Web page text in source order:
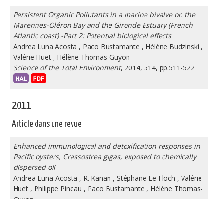
Persistent Organic Pollutants in a marine bivalve on the
Marennes-Oléron Bay and the Gironde Estuary (French
Atlantic coast) -Part 2: Potential biological effects
Andrea Luna Acosta , Paco Bustamante , Hélène Budzinski ,
Valérie Huet , Hélène Thomas-Guyon
Science of the Total Environment, 2014, 514, pp.511-522
2011
Article dans une revue
Enhanced immunological and detoxification responses in
Pacific oysters, Crassostrea gigas, exposed to chemically
dispersed oil
Andrea Luna-Acosta , R. Kanan , Stéphane Le Floch , Valérie
Huet , Philippe Pineau , Paco Bustamante , Hélène Thomas-